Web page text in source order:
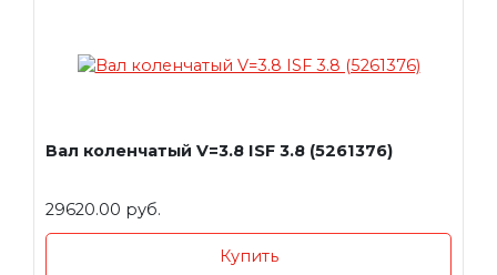
Вал коленчатый V=3.8 ISF 3.8 (5261376)
29620.00 руб.
Купить